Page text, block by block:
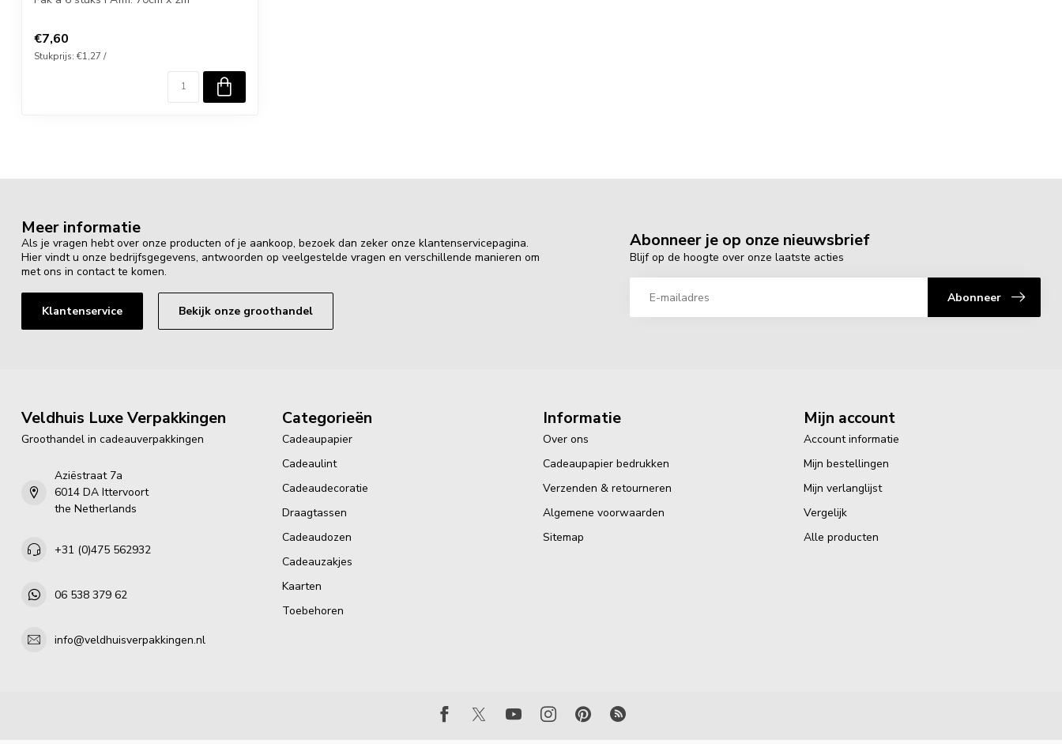
€7,60
Stukprijs: €1,27 /
Meer informatie
Als je vragen hebt over onze producten of je aankoop, bezoek dan zeker onze klantenservicepagina.
Hier vindt u onze bedrijfsgegevens, antwoorden op veelgestelde vragen en verschillende manieren om
met ons in contact te komen.
Klantenservice Bekijk onze groothandel
Abonneer je op onze nieuwsbrief
Blijf op de hoogte over onze laatste acties
Abonneer
Veldhuis Luxe Verpakkingen
Groothandel in cadeauverpakkingen
Aziëstraat 7a
6014 DA Ittervoort
the Netherlands
+31 (0)475 562932
06 538 379 62
info@veldhuisverpakkingen.nl
Categorieën
Cadeaupapier
Cadeaulint
Cadeaudecoratie
Draagtassen
Cadeaudozen
Cadeauzakjes
Kaarten
Toebehoren
Informatie
Over ons
Cadeaupapier bedrukken
Verzenden & retourneren
Algemene voorwaarden
Sitemap
Mijn account
Account informatie
Mijn bestellingen
Mijn verlanglijst
Vergelijk
Alle producten